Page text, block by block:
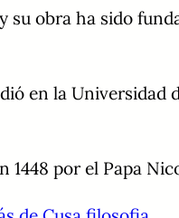
obra ha sido
en la
por el Papa